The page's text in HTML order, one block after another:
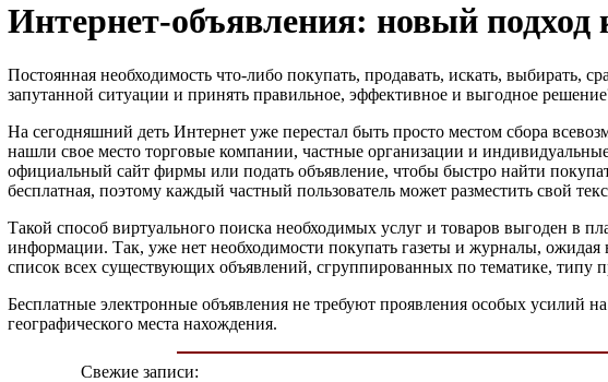
Интернет-объявления: новый
Постоянная необходимость что-либо покупать, продавать, искать, выбирать,
запутанной ситуации и принять правильное, эффективное и выгодное
На сегодняшний деть Интернет уже перестал быть просто местом сбора
нашли свое место торговые компании, частные организации и
официальный сайт фирмы или подать объявление, чтобы быстро найти
бесплатная, поэтому каждый частный пользователь может разместить свой
Такой способ виртуального поиска необходимых услуг и товаров выгоден в
информации. Так, уже нет необходимости покупать газеты и журналы,
список всех существующих объявлений, сгруппированных по тематике, типу
Бесплатные электронные объявления не требуют проявления особых усилий
географического места нахождения.
Свежие записи: